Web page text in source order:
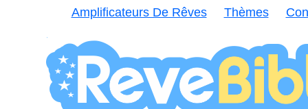
Amplificateurs De Rêves Thèmes